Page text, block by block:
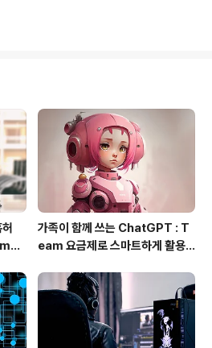
= 10미크론(..
its 100 Gbps b
찾아내는 '데이터 사
년까지 20~30만명
Data Scientist: Hot Bi
who can supervis
가족이 함께 쓰는 ChatGPT : T
eam 요금제로 스마트하게 활용